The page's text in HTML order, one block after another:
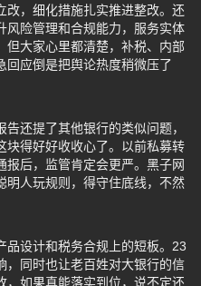
改，细化措施扎实推进整改。还
风险管理和合规能力，服务实体
但大家心里都清楚，补税、内部
回应倒是把舆论热度稍微压了
还提了其他银行的类似问题，
块得好好收收心了。以前私募转
报后，监管肯定会更严。黑子网
明人玩规则，得守住底线，不然
品设计和税务合规上的短板。23
，同时也让老百姓对大银行的信
，如果真能落实到位，说不定还